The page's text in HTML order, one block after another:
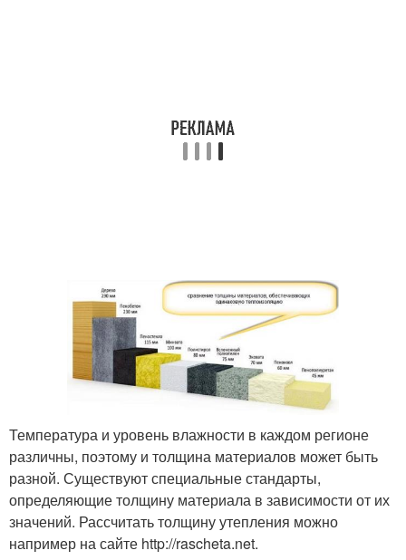
Температура и уровень влажности в каждом регионе
различны, поэтому и толщина материалов может быть
разной. Существуют специальные стандарты,
определяющие толщину материала в зависимости от их
значений. Рассчитать толщину утепления можно
например на сайте http://rascheta.net.